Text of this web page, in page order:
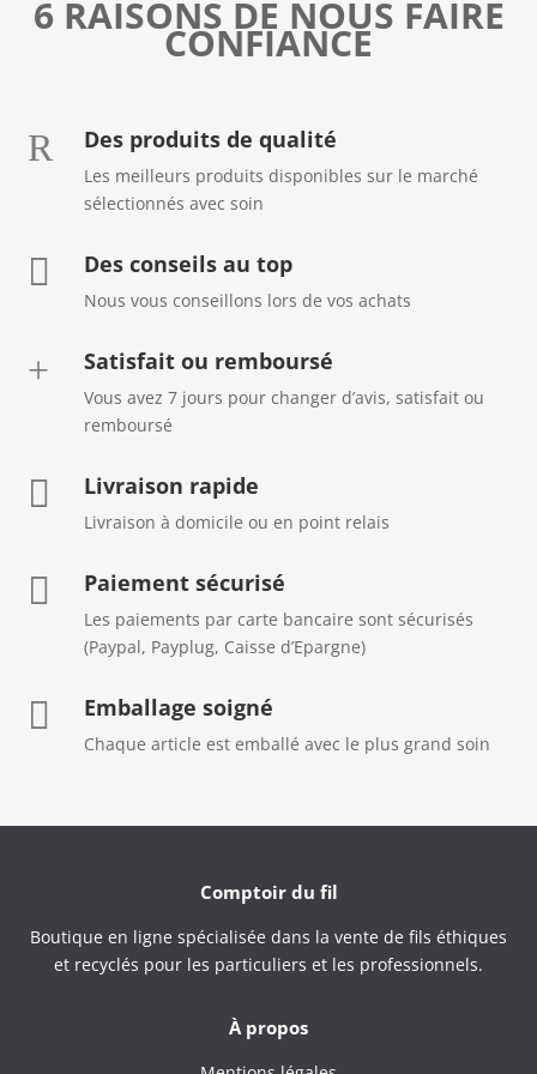
6 RAISONS DE NOUS FAIRE
CONFIANCE
R Des produits de qualité
Les meilleurs produits disponibles sur le marché
sélectionnés avec soin
 Des conseils au top
Nous vous conseillons lors de vos achats
+ Satisfait ou remboursé
Vous avez 7 jours pour changer d’avis, satisfait ou
remboursé
 Livraison rapide
Livraison à domicile ou en point relais
 Paiement sécurisé
Les paiements par carte bancaire sont sécurisés
(Paypal, Payplug, Caisse d’Epargne)
 Emballage soigné
Chaque article est emballé avec le plus grand soin
Comptoir du fil
Boutique en ligne spécialisée dans la vente de fils éthiques
et recyclés pour les particuliers et les professionnels.
À propos